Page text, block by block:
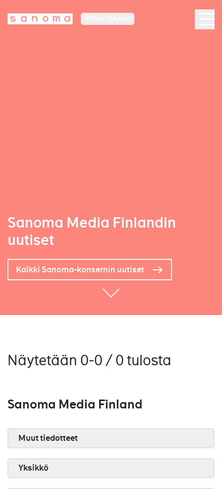
Sanoma Media Finlandin
uutiset
Kaikki Sanoma-konsernin uutiset
Näytetään 0-0 / 0 tulosta
Sanoma Media Finland
Muut tiedotteet
Yksikkö